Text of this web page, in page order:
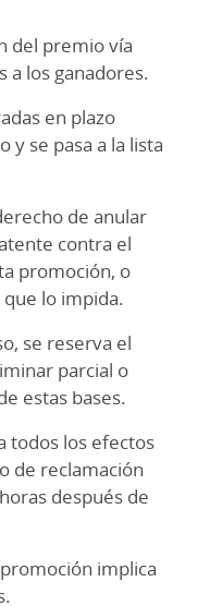
del premio vía
a los ganadores.
en plazo
y se pasa a la lista
de anular
contra el
promoción, o
lo impida.
se reserva el
parcial o
estas bases.
todos los efectos
de reclamación
después de
implica